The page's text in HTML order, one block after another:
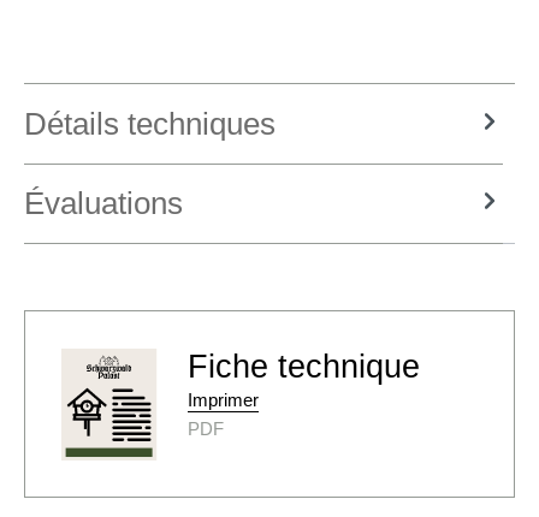
Détails techniques
Évaluations
Fiche technique
Imprimer
PDF